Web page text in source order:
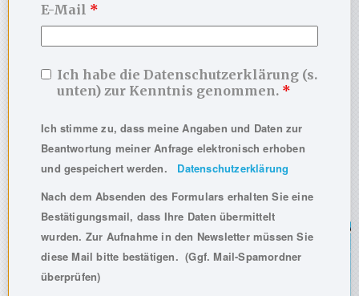
E-Mail *
Ich habe die Datenschutzerklärung (s.
unten) zur Kenntnis genommen. *
Ich stimme zu, dass meine Angaben und Daten zur
Beantwortung meiner Anfrage elektronisch erhoben
und gespeichert werden.
Datenschutzerklärung
Nach dem Absenden des Formulars erhalten Sie eine
Bestätigungsmail, dass Ihre Daten übermittelt
wurden. Zur Aufnahme in den Newsletter müssen Sie
diese Mail bitte bestätigen. (Ggf. Mail-Spamordner
überprüfen)